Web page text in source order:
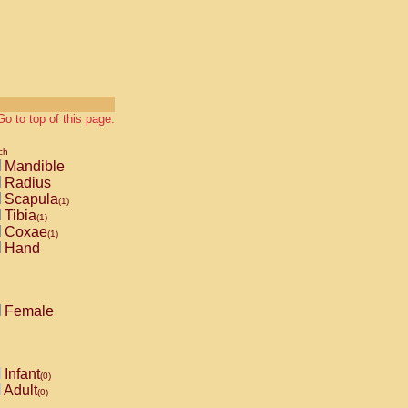
to top of this page.
Mandible
Radius
Scapula(1)
Tibia(1)
Coxae(1)
Hand
Female
Infant(0)
Adult(0)